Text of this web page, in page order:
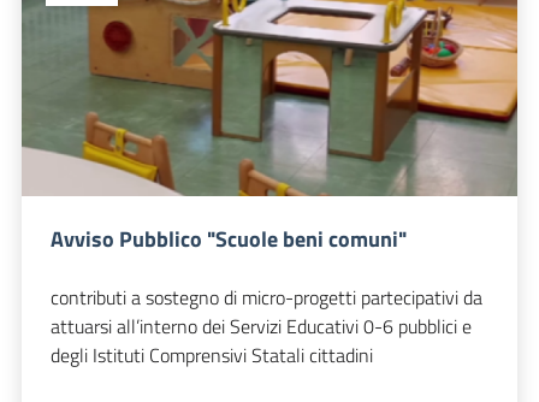
Avviso Pubblico "Scuole beni comuni"
contributi a sostegno di micro-progetti partecipativi da
attuarsi all’interno dei Servizi Educativi 0-6 pubblici e
degli Istituti Comprensivi Statali cittadini